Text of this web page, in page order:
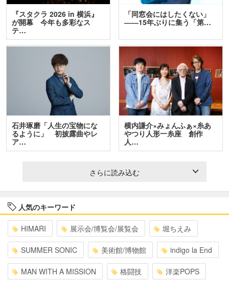
『スタクラ 2026 in 横浜』
が開幕 今年も多彩なス
テ…
「同窓会にはしたくない」
――15年ぶりに集う「第…
石井琢磨「人生の宝物にな
るように」 初披露曲やレ
ア…
横内謙介×みょんふぁ×糸あ
やつり人形一糸座 創作
人…
さらに読み込む
人気のキーワード
HIMARI 展示会/博覧会/展覧会 堀ちえみ
SUMMER SONIC 美術館/博物館 indigo la End
MAN WITH A MISSION 格闘技 洋楽POPS